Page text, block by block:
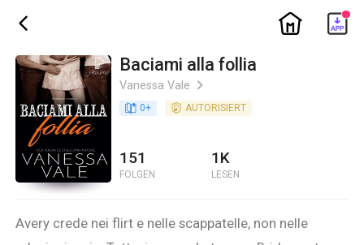
ic_back ic_home
Baciami alla follia
Vanessa Vale ic_arrow_right
book_age 0+ detail_authorized AUTORISIERT
151
FOLGEN
1K
LESEN
Avery crede nei flirt e nelle scappatelle, non nelle